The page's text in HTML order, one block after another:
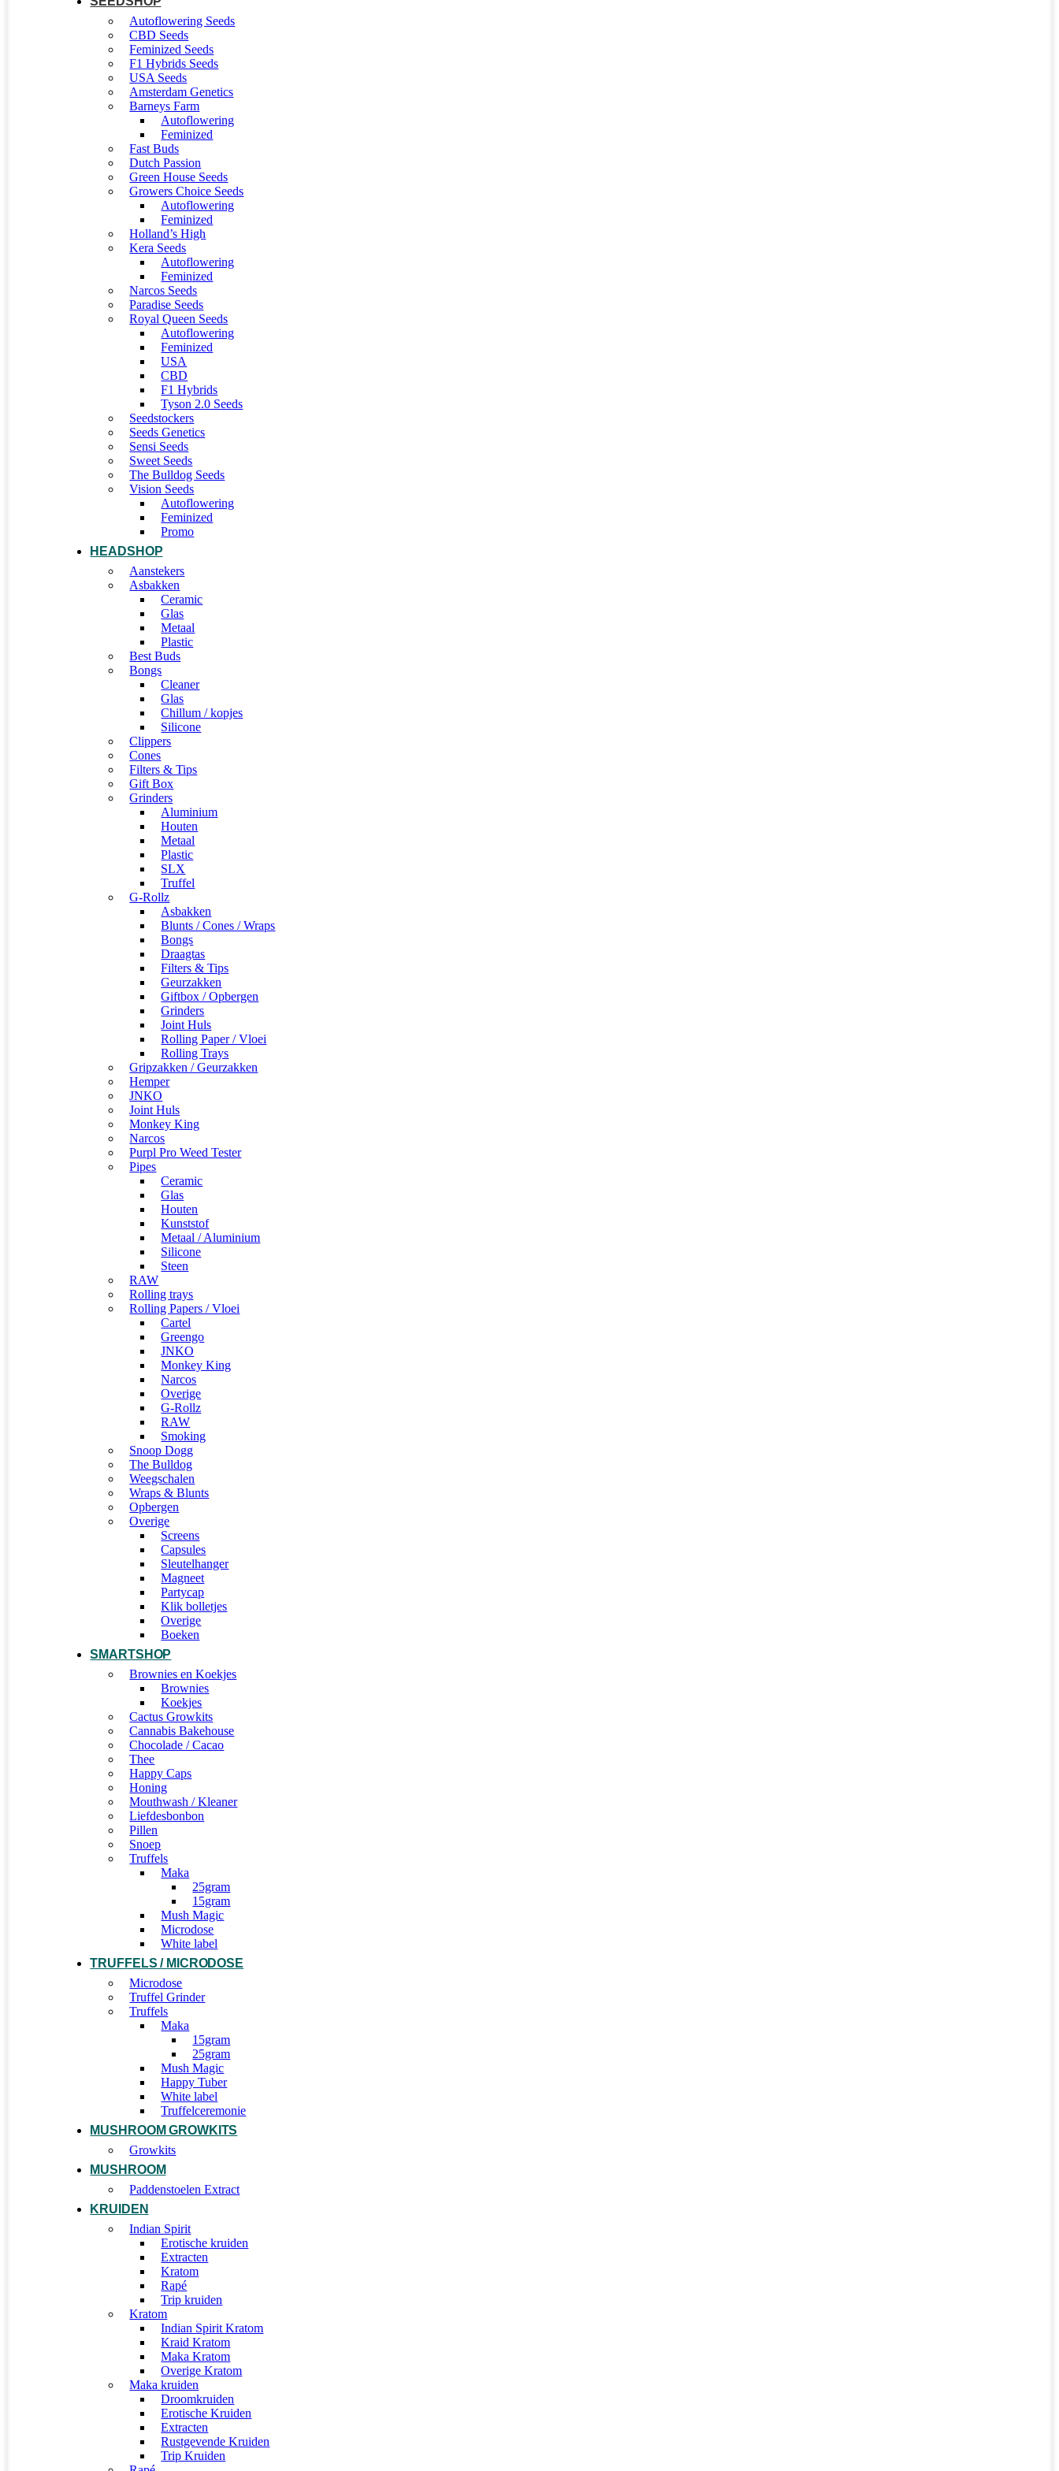
Autoflowering Seeds
CBD Seeds
Feminized Seeds
F1 Hybrids Seeds
USA Seeds
Amsterdam Genetics
Barneys Farm
Autoflowering
Feminized
Fast Buds
Dutch Passion
Green House Seeds
Growers Choice Seeds
Autoflowering
Feminized
Holland’s High
Kera Seeds
Autoflowering
Feminized
Narcos Seeds
Paradise Seeds
Royal Queen Seeds
Autoflowering
Feminized
USA
CBD
F1 Hybrids
Tyson 2.0 Seeds
Seedstockers
Seeds Genetics
Sensi Seeds
Sweet Seeds
The Bulldog Seeds
Vision Seeds
Autoflowering
Feminized
Promo
HEADSHOP
Aanstekers
Asbakken
Ceramic
Glas
Metaal
Plastic
Best Buds
Bongs
Cleaner
Glas
Chillum / kopjes
Silicone
Clippers
Cones
Filters & Tips
Gift Box
Grinders
Aluminium
Houten
Metaal
Plastic
SLX
Truffel
G-Rollz
Asbakken
Blunts / Cones / Wraps
Bongs
Draagtas
Filters & Tips
Geurzakken
Giftbox / Opbergen
Grinders
Joint Huls
Rolling Paper / Vloei
Rolling Trays
Gripzakken / Geurzakken
Hemper
JNKO
Joint Huls
Monkey King
Narcos
Purpl Pro Weed Tester
Pipes
Ceramic
Glas
Houten
Kunststof
Metaal / Aluminium
Silicone
Steen
RAW
Rolling trays
Rolling Papers / Vloei
Cartel
Greengo
JNKO
Monkey King
Narcos
Overige
G-Rollz
RAW
Smoking
Snoop Dogg
The Bulldog
Weegschalen
Wraps & Blunts
Opbergen
Overige
Screens
Capsules
Sleutelhanger
Magneet
Partycap
Klik bolletjes
Overige
Boeken
SMARTSHOP
Brownies en Koekjes
Brownies
Koekjes
Cactus Growkits
Cannabis Bakehouse
Chocolade / Cacao
Thee
Happy Caps
Honing
Mouthwash / Kleaner
Liefdesbonbon
Pillen
Snoep
Truffels
Maka
25gram
15gram
Mush Magic
Microdose
White label
TRUFFELS / MICRODOSE
Microdose
Truffel Grinder
Truffels
Maka
15gram
25gram
Mush Magic
Happy Tuber
White label
Truffelceremonie
MUSHROOM GROWKITS
Growkits
MUSHROOM
Paddenstoelen Extract
KRUIDEN
Indian Spirit
Erotische kruiden
Extracten
Kratom
Rapé
Trip kruiden
Kratom
Indian Spirit Kratom
Kraid Kratom
Maka Kratom
Overige Kratom
Maka kruiden
Droomkruiden
Erotische Kruiden
Extracten
Rustgevende Kruiden
Trip Kruiden